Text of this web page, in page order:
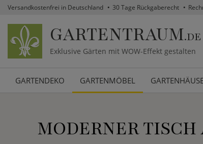
Versandkostenfrei in Deutschland 30 Tage Rückgaberecht
GARTENTRAUM.DE
Exklusive Gärten mit WOW-Effekt gestalten
GARTENDEKO GARTENMÖBEL
MODERNER